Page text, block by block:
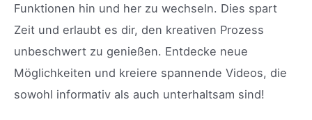
Funktionen hin und her zu wechseln. Dies spart
Zeit und erlaubt es dir, den kreativen Prozess
unbeschwert zu genießen. Entdecke neue
Möglichkeiten und kreiere spannende Videos, die
sowohl informativ als auch unterhaltsam sind!